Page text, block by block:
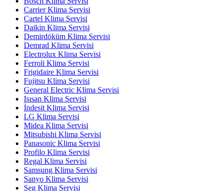
Carrier Klima Servisi
Cartel Klima Servisi
Daikin Klima Servisi
Demirdöküm Klima Servisi
Demrad Klima Servisi
Electrolux Klima Servisi
Ferroli Klima Servisi
Frigidaire Klima Servisi
Fujitsu Klima Servisi
General Electric Klima Servisi
Isısan Klima Servisi
İndesit Klima Servisi
LG Klima Servisi
Midea Klima Servisi
Mitsubishi Klima Servisi
Panasonic Klima Servisi
Profilo Klima Servisi
Regal Klima Servisi
Samsung Klima Servisi
Sanyo Klima Servisi
Seg Klima Servisi